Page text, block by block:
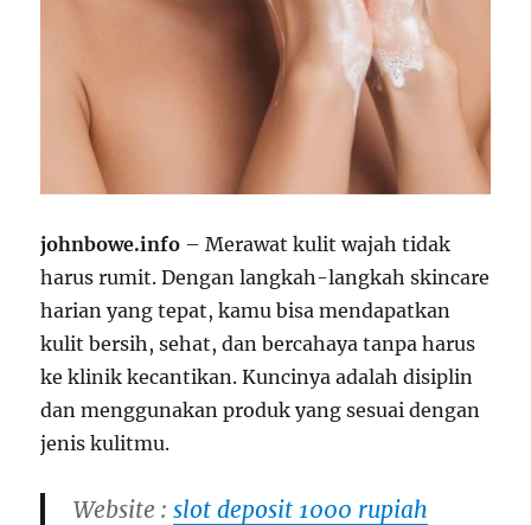
johnbowe.info – Merawat kulit wajah tidak
harus rumit. Dengan langkah-langkah skincare
harian yang tepat, kamu bisa mendapatkan
kulit bersih, sehat, dan bercahaya tanpa harus
ke klinik kecantikan. Kuncinya adalah disiplin
dan menggunakan produk yang sesuai dengan
jenis kulitmu.
Website :slot deposit 1000 rupiah